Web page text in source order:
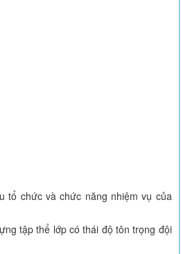
tổ chức và chức năng nhiệm vụ của
tập thể lớp có thái độ tôn trọng đội